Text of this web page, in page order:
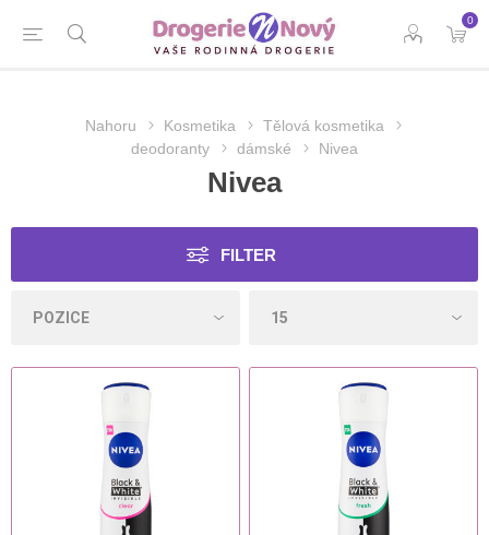
0
Nahoru Kosmetika
Tělová kosmetika
deodoranty
dámské Nivea
Nivea
FILTER